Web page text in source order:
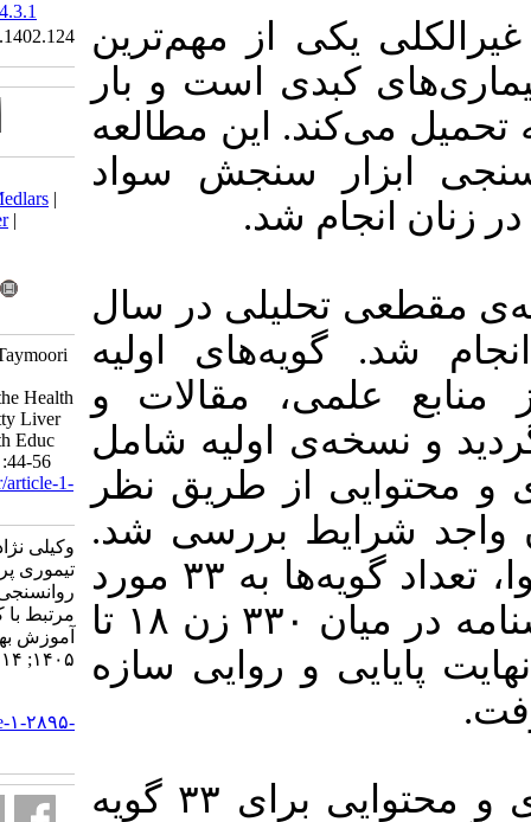
از مهم‌ترین
است و بار
این مطالعه
سنجش سواد
شد.
در سال
اولیه
مقالات و
اولیه شامل
طریق نظر
بررسی شد.
پس از ارزیابی روایی محتوا، تعداد گویه‌ها به ۳۳ مورد
کاهش یافت. سپس پرسشنامه در میان ۳۳۰ زن ۱۸ تا
روایی سازه
نتایج روایی صوری و محتوایی برای ۳۳ گویه
Ethics code: IR.MUK.REC.1402.124
Download citation:
BibTeX
|EndNote |Medlars
ProCite
Vakilinejad S, Rahmani A, Taymoori
P, Falahi A. Examining the
Psychometric Properties of the Health
Literacy Tool Related to Fatty Liver
among Women. Iran J Health Educ
Health Promot 2026; 14 (3) :44-56
URL:http://journal.ihepsa.ir/article-1-
2895-fa.html
وکیلی نژاد شیلان، رحمانی اعظم،
تیموری پروانه، فلاحی آرزو.
روانسنجی ابزار سنجش سواد سلامت
مرتبط با کبد چرب در زنان ایرانی.
آموزش بهداشت و ارتقای سلامت.
http://journal.ihepsa.ir/article-۱-۲۸۹۵-